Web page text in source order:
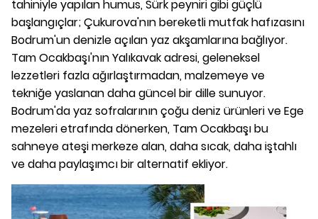
tahiniyle yapılan humus, Sürk peyniri gibi güçlü
başlangıçlar; Çukurova'nın bereketli mutfak hafızasını
Bodrum'un denizle açılan yaz akşamlarına bağlıyor.
Tam Ocakbaşı'nın Yalıkavak adresi, geleneksel
lezzetleri fazla ağırlaştırmadan, malzemeye ve
tekniğe yaslanan daha güncel bir dille sunuyor.
Bodrum'da yaz sofralarının çoğu deniz ürünleri ve Ege
mezeleri etrafında dönerken, Tam Ocakbaşı bu
sahneye ateşi merkeze alan, daha sıcak, daha iştahlı
ve daha paylaşımcı bir alternatif ekliyor.